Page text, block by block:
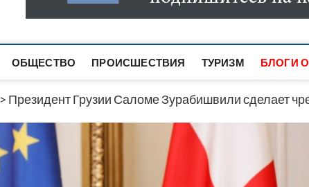
САЙТЕ ВЫ НАЙДЕТЕ НОВОСТИ ПОЛИТИКИ,
ОБЩЕСТВО ПРОИСШЕСТВИЯ ТУРИЗМ БЛОГИ
> Президент Грузии Саломе Зурабишвили сделает